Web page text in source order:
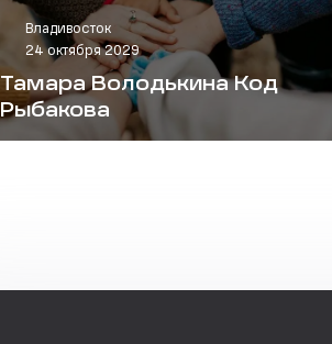
Владивосток
24 октября 2029
Тамара Володькина Код
Рыбакова